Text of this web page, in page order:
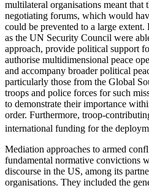
multilateral organisations meant
negotiating forums, which would
could be prevented to a large
as the UN Security Council were
approach, provide political support
authorise multidimensional peace
and accompany broader political
particularly those from the Global
troops and police forces for such
to demonstrate their impor­tance
order. Furthermore, troop-
international funding for the
Mediation approaches to armed
fundamental normative con­victions
discourse in the US, among its
organisations. They included the